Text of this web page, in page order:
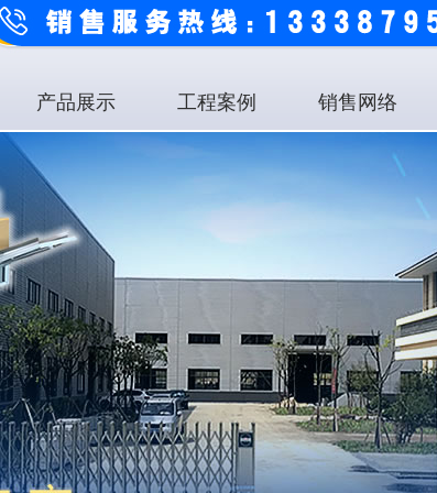
产品展示 工程案例 销售网络